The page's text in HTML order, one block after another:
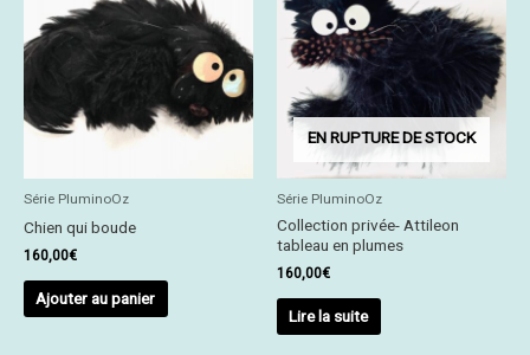
Série PluminoOz
Chien qui boude
160,00€
Ajouter au panier
EN RUPTURE DE STOCK
Série PluminoOz
Collection privée- Attileon
tableau en plumes
160,00€
Lire la suite